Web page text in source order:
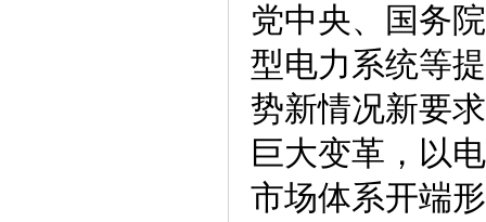
党中央、国务
型电力系统等
势新情况新要
巨大变革，以
市场体系开端